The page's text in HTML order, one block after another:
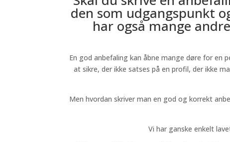
den som udgangspunkt
har også mange
En god anbefaling kan åbne mange døre for en
at sikre, der ikke satses på en profil, der ikke
Men hvordan skriver man en god og korrekt
Vi har ganske enkelt